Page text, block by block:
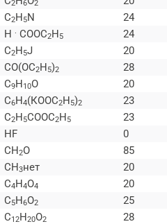
2 6 2
C2H5N
24
H . СООС2H5
24
C2H5J
20
CO(ОС2H5)2
28
C9H10O
20
C6H4(КООС2H5)2
23
C2H5СООС2H5
23
HF
0
СН2O
85
СН3нет
20
C4H4O4
20
C5H6O2
25
C12H20O2
28